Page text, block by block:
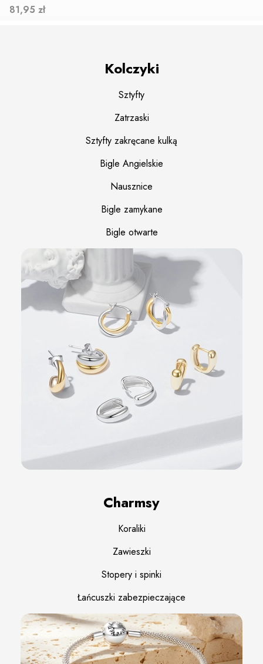
Cena
81,95 zł
Kolczyki
Sztyfty
Zatrzaski
Sztyfty zakręcane kulką
Bigle Angielskie
Nausznice
Bigle zamykane
Bigle otwarte
Charmsy
Koraliki
Zawieszki
Stopery i spinki
Łańcuszki zabezpieczające